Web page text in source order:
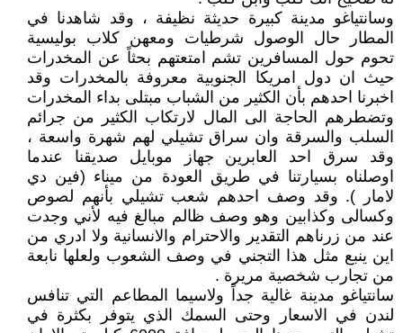
وسانتياغو مدينة كبيرة حديثة نظيفة ، وقد شاهدنا في
المطار حال الوصول شرطيات ومعهن كلاب بوليسية
تحوم حول المسافرين تشم امتعتهم بحثاً عن المخدرات
حيث ان دول امريكا الجنوبية معروفة بالمخدرات وقد
اخبرنا احدهم بأن الكثير من الشباب مبتلى بداء المخدرات
وتضطرهم الحاجة الى المال لارتكاب الكثير من جرائم
السلب والسرقة وان سراق تشيلي لهم شهرة واسعة ،
وقد سرق احد العابرين جهاز موبايل صديقنا عندما
اوصلناه بسيارتنا في طريق العودة من ميناء (فين دي
لامار ). وقد وصف احدهم شعب تشيلي بأنهم لصوص
وكسالى وكذابين وهو وصف ظالم مبالغ فيه لأني وجدت
عند من زرناهم التقدير والاحترام والانسانية ولا ادري من
اين ينبع مثل هذا التجني في وصف الشعوب ولعلها نابعة
من تجارب شخصية مريرة .
سانتياغو مدينة غالية جداً ولاسيما المطاعم التي تنافس
لندن في الاسعار وحتى السمك الذي يتوفر بكثرة في